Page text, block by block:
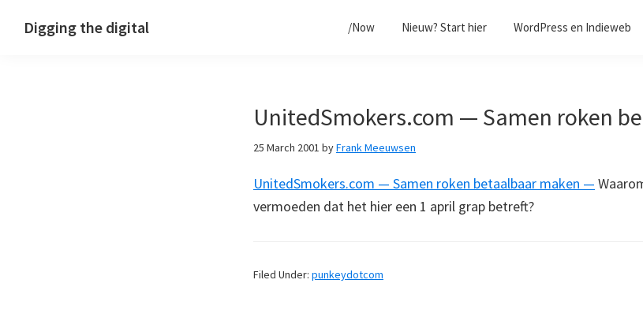
Digging the digital /Now Nieuw? Start hier WordPress en Indieweb
UnitedSmokers.com — Samen roken
25 March 2001 byFrank Meeuwsen
UnitedSmokers.com — Samen roken betaalbaar maken —
vermoeden dat het hier een 1 april grap betreft?
Filed Under: punkeydotcom